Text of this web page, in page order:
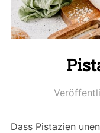
Dass Pistazien